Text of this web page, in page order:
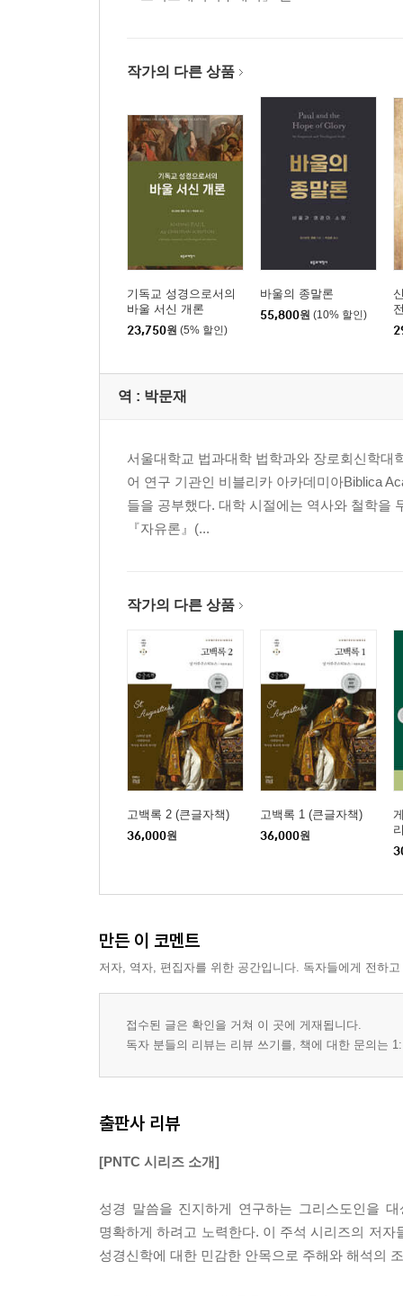
E. 교회
G. ‘미시오 데이’( 하나님의 선교 )
H. 하나님 영광의 중심성
에베소서 주석
II. 송영(1:3-14)
III. 감사 기도(1:15-23)
보론: 은혜와 믿음
V. 그리스도 안에서 연합됨(2:11-22)
VII. 영적 능력을 위한 기도(3:14-21)
VIII. 한 몸(4:1-16)
IX. 낡은 것을 새것으로 교체함(4:17-32)
X. 사랑의 길로 걸음(5:1-21)
XI. 가정 규범(5:22-6:9)
보론: 아내와 남편
주제 색인
작가의 다른 상품
기독교 성경으로서의
바울 서신 개론
23,750원 (5% 할인)
바울의 종말론
55,800원 (10% 할인)
역 : 박문재
서울대학교 법과대학 법학과와 장로회신학
어 연구 기관인 비블리카 아카데미아Biblica
들을 공부했다. 대학 시절에는 역사와 철학을
『자유론』(...
작가의 다른 상품
고백록 2 (큰글자책)
36,000원
고백록 1 (큰글자책)
36,000원
만든 이 코멘트
저자, 역자, 편집자를 위한 공간입니다. 독자들에게 전하
접수된 글은 확인을 거쳐 이 곳에 게재됩니다.
독자 분들의 리뷰는 리뷰 쓰기를, 책에 대한 문의는
출판사 리뷰
[PNTC 시리즈 소개]
성경 말씀을 진지하게 연구하는 그리스도인을
명확하게 하려고 노력한다. 이 주석 시리즈의 저
성경신학에 대한 민감한 안목으로 주해와 해석의